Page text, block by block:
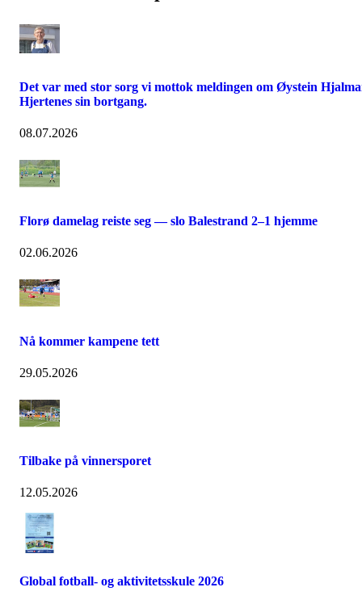
Det var med stor sorg vi mottok meldingen om Øystein
Hjertenes sin bortgang.
08.07.2026
Florø damelag reiste seg — slo Balestrand 2–1 hjemme
02.06.2026
Nå kommer kampene tett
29.05.2026
Tilbake på vinnersporet
12.05.2026
Global fotball- og aktivitetsskule 2026